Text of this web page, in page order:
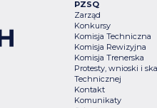
PZSQ
Zarząd
Konkursy
Komisja Techniczna
Komisja Rewizyjna
Komisja Trenerska
Protesty, wnioski i
Technicznej
Kontakt
Komunikaty